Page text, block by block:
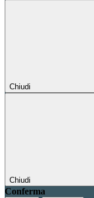
Chiudi
Chiudi
Conferma